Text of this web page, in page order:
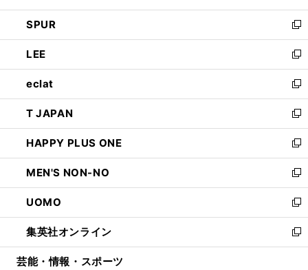
ウ
で
開
く
ン
ド
ウ
で
開
く
ウ
ィ
ン
ド
ウ
で
開
く
し
い
ウ
ィ
ン
ド
ウ
で
開
く
SPUR
新
し
い
ウ
ィ
ン
ド
ウ
で
開
く
LEE
新
し
い
ウ
ィ
ン
ド
ウ
で
開
く
eclat
新
し
い
ウ
ィ
ン
ド
ウ
で
開
く
T JAPAN
新
し
い
ウ
ィ
ン
ド
ウ
で
開
HAPPY PLUS ONE
新
し
い
ウ
ィ
ン
ド
ウ
MEN'S NON-NO
新
し
い
ウ
ィ
ン
UOMO
新
し
い
ウ
集英社オンライン
新
し
芸能・情報・スポーツ